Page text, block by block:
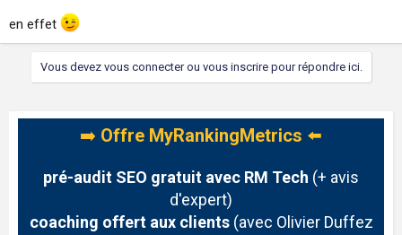
en effet
Vous devez vous connecter ou vous inscrire pour répondre ici.
➡️ Offre MyRankingMetrics ⬅️
pré-audit SEO gratuit avec RM Tech (+ avis
d'expert)
coaching offert aux clients(avec Olivier Duffez